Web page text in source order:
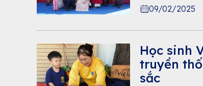
09/02/2025
Học sinh
truyền
sắc